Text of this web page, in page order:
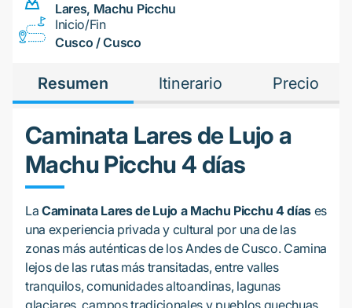
Lares, Machu Picchu
Inicio/Fin
Cusco / Cusco
Resumen Itinerario Precio
Caminata Lares de Lujo a
Machu Picchu 4 días
LaCaminata Lares de Lujo a Machu Picchu 4 díases
una experiencia privada y cultural por una de las
zonas más auténticas de los Andes de Cusco. Camina
lejos de las rutas más transitadas, entre valles
tranquilos, comunidades altoandinas, lagunas
glaciares, campos tradicionales y pueblos quechuas